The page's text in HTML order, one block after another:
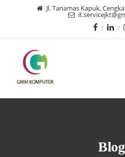
Jl. Tanamas Kapuk,
Blog